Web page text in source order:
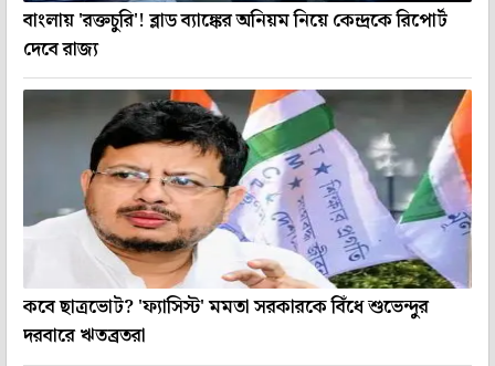
বাংলায় 'রক্তচুরি'! ব্লাড ব্যাঙ্কের অনিয়ম নিয়ে কেন্দ্রকে রিপোর্ট
দেবে রাজ্য
কবে ছাত্রভোট? 'ফ্যাসিস্ট' মমতা সরকারকে বিঁধে শুভেন্দুর
দরবারে ঋতব্রতরা